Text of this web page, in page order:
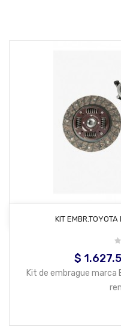
KIT
Precio
$
Kit de embrague marca